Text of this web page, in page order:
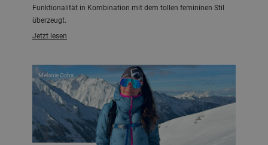
Funktionalität in Kombination mit dem tollen femininen Stil
überzeugt.
Jetzt lesen
Melanie Ochs